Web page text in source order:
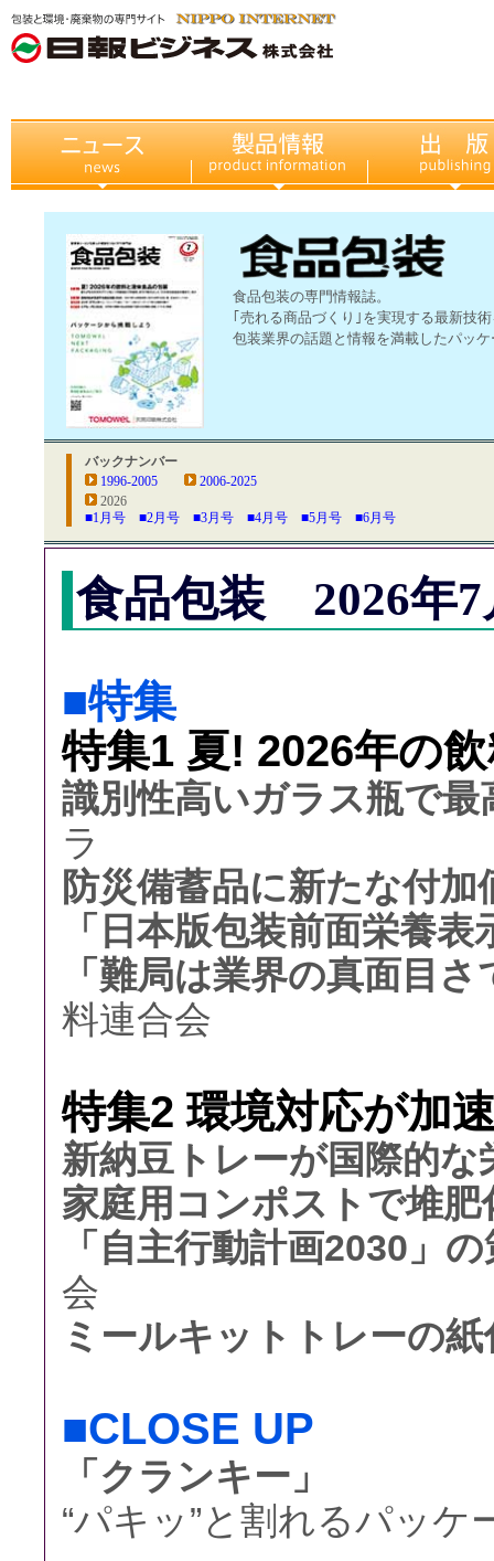
食品包装の専門情報誌。
｢売れる商品づくり｣を実現する最新技術
包装業界の話題と情報を満載したパッケ
バックナンバー
1996-2005
2006-2025
2026
■1月号
■2月号 ■3月号 ■4月号 ■5月号 ■6月号
食品包装 2026年7
■特集
特集1 夏! 2026年の
識別性高いガラス瓶で
ラ
防災備蓄品に新たな付加
「日本版包装前面栄養表
「難局は業界の真面目
料連合会
特集2 環境対応が加
新納豆トレーが国際的な
家庭用コンポストで堆肥
「自主行動計画2030」
会
ミールキットトレーの
■CLOSE UP
「クランキー」
“パキッ”と割れるパッ